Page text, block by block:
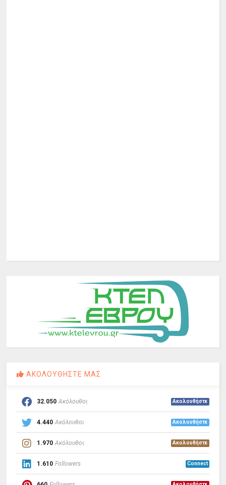
ΑΚΟΛΟΥΘΗΣΤΕ ΜΑΣ
32.050 Ακόλουθοι Ακολουθήστε
4.440 Ακόλουθοι Ακολουθήστε
1.970 Ακόλουθοι Ακολουθήστε
1.610 Followers Connect